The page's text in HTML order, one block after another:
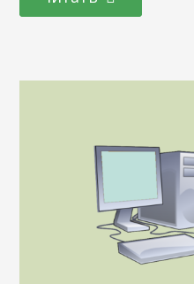
предпочтениях.